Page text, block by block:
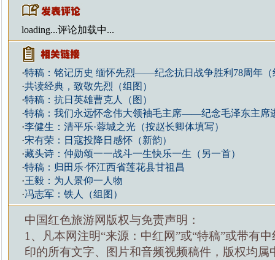
loading...评论加载中...
·特稿：铭记历史 缅怀先烈——纪念抗日战争胜利78周年（
·共读经典，致敬先烈（组图）
·特稿：抗日英雄曹克人（图）
·特稿：我们永远怀念伟大领袖毛主席——纪念毛泽东主席
·李健生：清平乐·蓉城之光（按赵长卿体填写）
·宋有荣：日寇投降日感怀（新韵）
·藏头诗：仲勋颂一一战斗一生快乐一生（另一首）
·特稿：归田乐·怀江西省莲花县甘祖昌
·王毅：为人景仰一人物
·冯志军：铁人（组图）
中国红色旅游网版权与免责声明：
1、凡本网注明“来源：中红网”或“特稿”或带有
印的所有文字、图片和音频视频稿件，版权均属